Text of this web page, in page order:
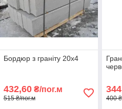
Бордюр з граніту 20x4
432,60₴/пог.м
515 ₴/пог.м
344
400